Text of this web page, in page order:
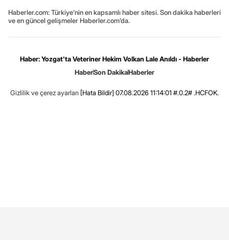
Haberler.com: Türkiye’nin en kapsamlı haber sitesi. Son dakika haberleri
ve en güncel gelişmeler Haberler.com’da.
Haber: Yozgat'ta Veteriner Hekim Volkan Lale Anıldı - Haberler
HaberSon DakikaHaberler
Gizlilik ve çerez ayarları [Hata Bildir] 07.08.2026 11:14:01 #.0.2# .HCFOK.